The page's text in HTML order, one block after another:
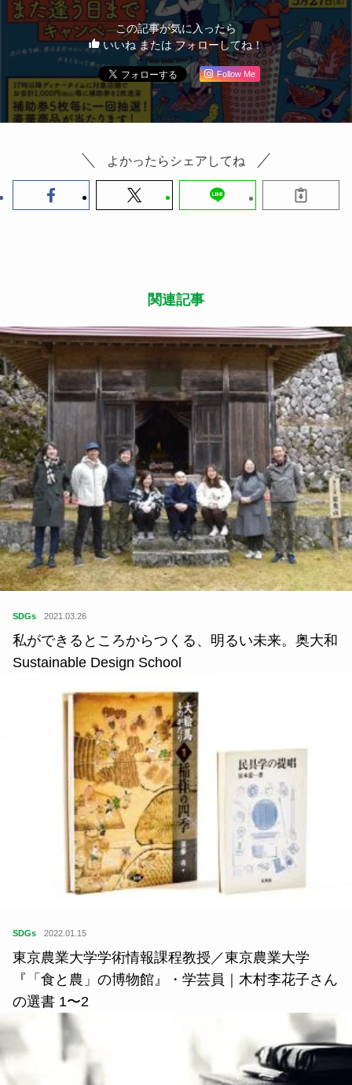
この記事が気に入ったら
いいね または フォローしてね！
Follow Me
よかったらシェアしてね
関連記事
SDGs 2021.03.26
私ができるところからつくる、明るい未来。奥大和
Sustainable Design School
SDGs 2022.01.15
東京農業大学学術情報課程教授／東京農業大学
『「食と農」の博物館』・学芸員｜木村李花子さん
の選書 1〜2